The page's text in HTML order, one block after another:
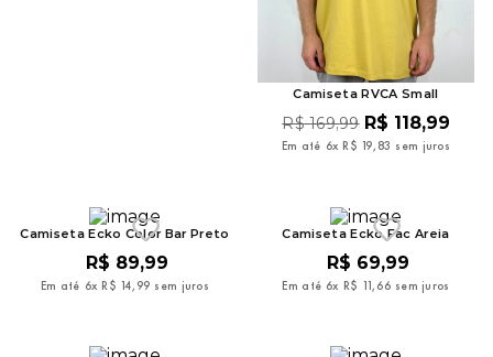
Camiseta RVCA Small
R$ 169,99 R$ 118,99
Em até 6x R$ 19, 83 sem juros
Camiseta Ecko Color Bar Preto
R$ 89,99
Em até 6x R$ 14, 99 sem juros
Camiseta Ecko Fac Areia
R$ 69,99
Em até 6x R$ 11, 66 sem juros